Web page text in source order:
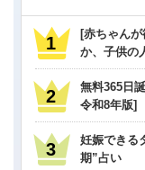
[赤ちゃん
か、子供の
無料365日
令和8年版]
妊娠できる
期”占い